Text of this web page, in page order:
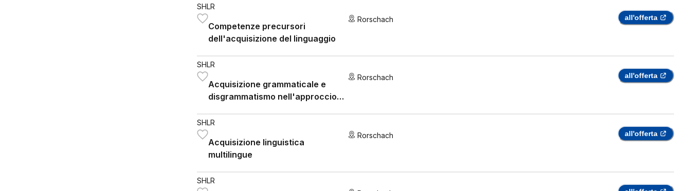
SHLR
Competenze precursori
dell'acquisizione del linguaggio
Rorschach all'offerta
SHLR
Acquisizione grammaticale e
disgrammatismo nell'approccio
Rorschach all'offerta
SHLR
Acquisizione linguistica
multilingue
Rorschach all'offerta
SHLR